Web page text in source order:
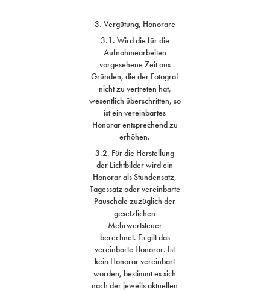
3. Vergütung, Honorare
3.1. Wird die für die
Aufnahmearbeiten
vorgesehene Zeit aus
Gründen, die der Fotograf
nicht zu vertreten hat,
wesentlich überschritten, so
ist ein vereinbartes
Honorar entsprechend zu
erhöhen.
3.2. Für die Herstellung
der Lichtbilder wird ein
Honorar als Stundensatz,
Tagessatz oder vereinbarte
Pauschale zuzüglich der
gesetzlichen
Mehrwertsteuer
berechnet. Es gilt das
vereinbarte Honorar. Ist
kein Honorar vereinbart
worden, bestimmt es sich
nach der jeweils aktuellen